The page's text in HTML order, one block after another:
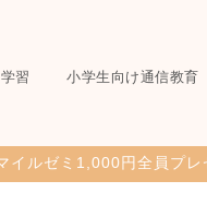
習 小学生向け通信教育
イルゼミ1,000円全員プレ